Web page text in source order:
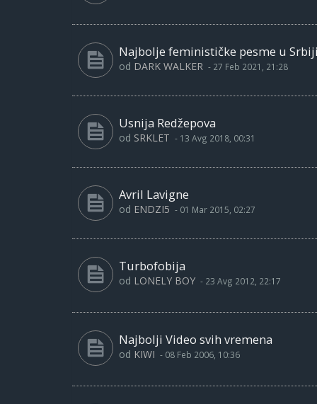
Najbolje feminističke pesme u Srbiji
od DARK WALKER - 27 Feb 2021, 21:28
Usnija Redžepova
od SRKLET - 13 Avg 2018, 00:31
Avril Lavigne
od ENDZI5 - 01 Mar 2015, 02:27
Turbofobija
od LONELY BOY - 23 Avg 2012, 22:17
Najbolji Video svih vremena
od KIWI - 08 Feb 2006, 10:36